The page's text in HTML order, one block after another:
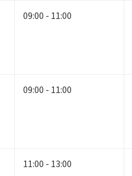
09:00 - 11:00
09:00 - 11:00
11:00 - 13:00